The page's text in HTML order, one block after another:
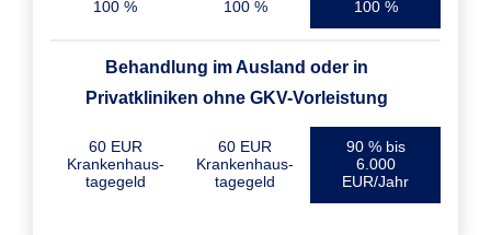
100 % 100 % 100 %
Behandlung im Ausland oder in
Privatkliniken ohne GKV-Vorleistung
60 EUR
Krankenhaus­
tagegeld
60 EUR
Krankenhaus­
tagegeld
90 % bis
6.000
EUR/Jahr